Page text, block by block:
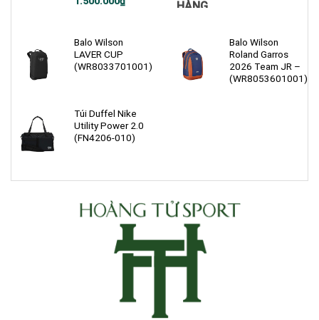
HÀNG
Balo Wilson
LAVER CUP
(WR8033701001)
Balo Wilson
Roland Garros
2026 Team JR –
(WR8053601001)
Túi Duffel Nike
Utility Power 2.0
(FN4206-010)